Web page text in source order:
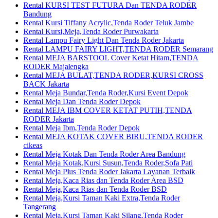
Rental KURSI TEST FUTURA Dan TENDA RODER
Bandung
Rental Kursi Tiffany Acrylic,Tenda Roder Teluk Jambe
Rental Kursi,Meja,Tenda Roder Purwakarta
Rental Lampu Fairy Light Dan Tenda Roder Jakarta
Rental LAMPU FAIRY LIGHT,TENDA RODER Semarang
Rental MEJA BARSTOOL Cover Ketat Hitam,TENDA
RODER Majalengka
Rental MEJA BULAT,TENDA RODER,KURSI CROSS
BACK Jakarta
Rental Meja Bundar,Tenda Roder,Kursi Event Depok
Rental Meja Dan Tenda Roder Depok
Rental MEJA IBM COVER KETAT PUTIH,TENDA
RODER Jakarta
Rental Meja Ibm,Tenda Roder Depok
Rental MEJA KOTAK COVER BIRU,TENDA RODER
cikeas
Rental Meja Kotak Dan Tenda Roder Area Bandung
Rental Meja Kotak,Kursi Susun,Tenda Roder,Sofa Pati
Rental Meja Plus Tenda Roder Jakarta Layanan Terbaik
Rental Meja,Kaca Rias dan Tenda Roder Area BSD
Rental Meja,Kaca Rias dan Tenda Roder BSD
Rental Meja,Kursi Taman Kaki Extra,Tenda Roder
Tangerang
Rental Meja,Kursi Taman Kaki Silang,Tenda Roder